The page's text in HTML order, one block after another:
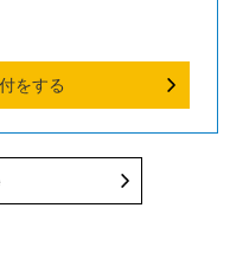
をする